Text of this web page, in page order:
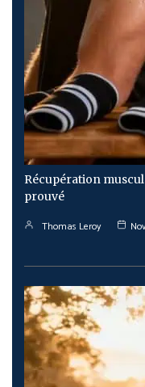
Récupération
prouvé
Thomas Leroy